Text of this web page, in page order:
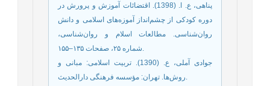
پناهی، ع. ا. (1398). اقتضائات آموزش و پرورش در
دوره کودکی از چشم‌انداز آموزه‌های اسلامی و دانش
روان‌شناسی. مطالعات اسلام و روان‌شناسی،
شماره ۲۵، صفحات ۱۳۵–۱۵۵.
جوادی آملی، ع. (1390). تربیت اسلامی: مبانی و
روش‌ها. تهران: مؤسسه فرهنگی دارالحدیث.